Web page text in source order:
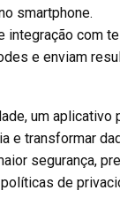
smartphone.
integração com
e enviam
um aplicativo
e transformar
segurança,
de